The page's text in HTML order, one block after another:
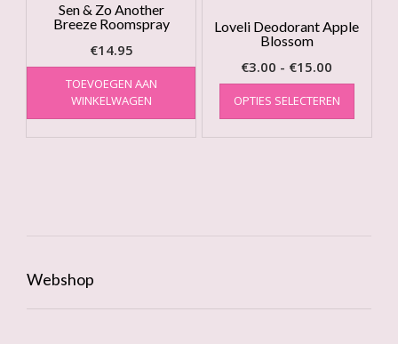
gekozen
productpagina
Sen & Zo Another
Breeze Roomspray
€14.95
TOEVOEGEN AAN
WINKELWAGEN
Loveli Deodorant Apple
Blossom
€3.00 - €15.00
€3.00
tot
€15.00
OPTIES SELECTEREN
Dit
heeft
Webshop